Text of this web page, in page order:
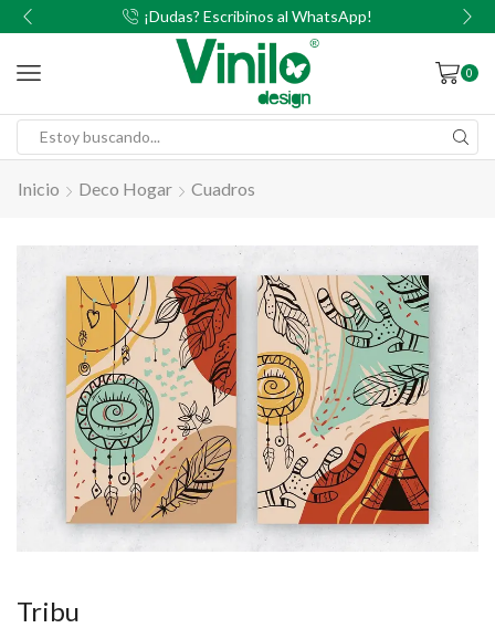
¡Dudas? Escribinos al WhatsApp!
0
Inicio Deco Hogar Cuadros
Tribu